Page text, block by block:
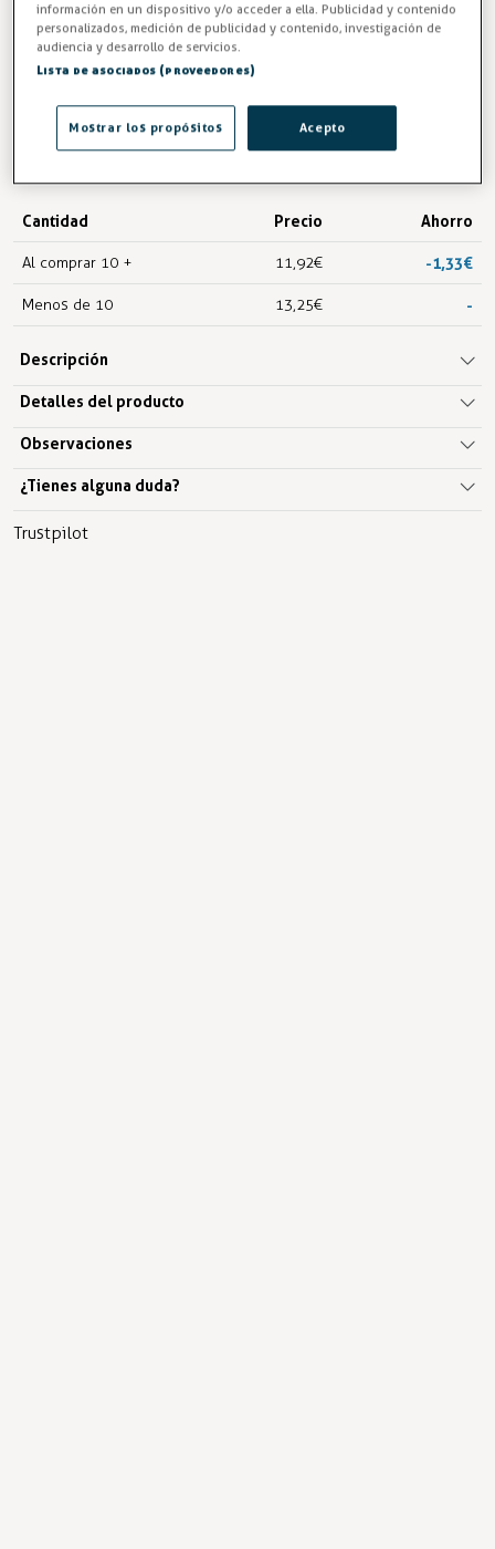
13,25 €
IVA excl.10,95 €
Cantidad Precio Ahorro
Al comprar 10 + 11,92 € -1,33 €
Menos de 10 13,25 € -
Descripción
Detalles del producto
Observaciones
¿Tienes alguna duda?
Trustpilot
información en un dispositivo y/o acceder a ella. Publicidad y contenido
personalizados, medición de publicidad y contenido, investigación de
audiencia y desarrollo de servicios.
Lista de asociados (proveedores)
Acepto
Mostrar los propósitos